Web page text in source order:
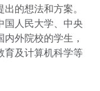
的想法和方案。
国人民大学、中央
外院校的学生，
育及计算机科学等